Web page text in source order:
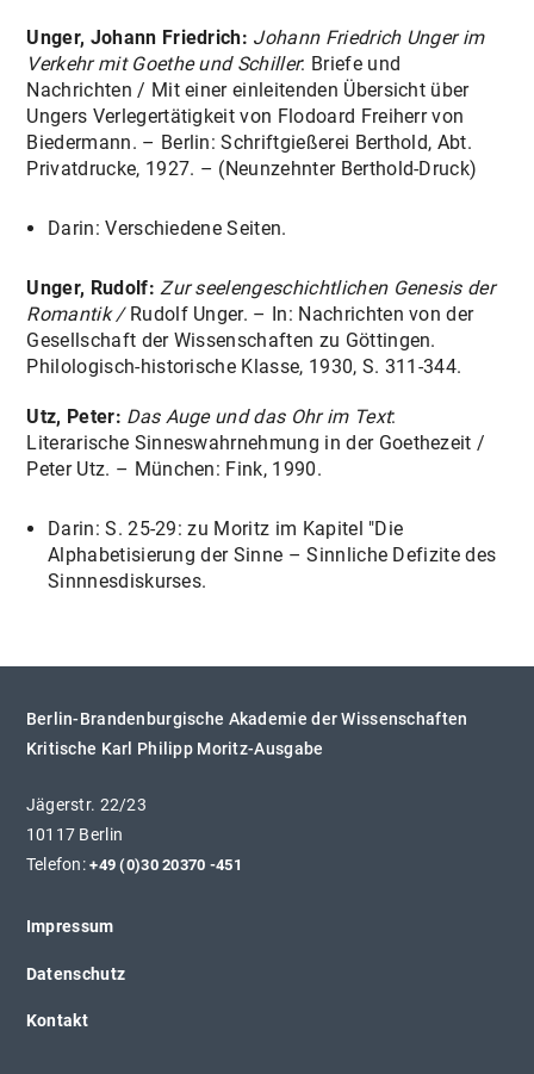
VERANSTALTUNGEN
Unger, Johann Friedrich: Johann Friedrich Unger im
Verkehr mit Goethe und Schiller: Briefe und
Nachrichten / Mit einer einleitenden Übersicht über
Ungers Verlegertätigkeit von Flodoard Freiherr von
Biedermann. – Berlin: Schriftgießerei Berthold, Abt.
Privatdrucke, 1927. – (Neunzehnter Berthold-Druck)
Darin: Verschiedene Seiten.
Unger, Rudolf:Zur seelengeschichtlichen Genesis der
Romantik /Rudolf Unger. – In: Nachrichten von der
Gesellschaft der Wissenschaften zu Göttingen.
Philologisch-historische Klasse, 1930, S. 311-344.
Utz, Peter: Das Auge und das Ohr im Text:
Literarische Sinneswahrnehmung in der Goethezeit /
Peter Utz. – München: Fink, 1990.
Darin: S. 25-29: zu Moritz im Kapitel "Die
Alphabetisierung der Sinne – Sinnliche Defizite des
Sinnnesdiskurses.
Berlin-Brandenburgische Akademie der Wissenschaften
Kritische Karl Philipp Moritz-Ausgabe
Jägerstr. 22/23
10117 Berlin
Telefon:+49 (0)30 20370 -451
Impressum
Datenschutz
Kontakt